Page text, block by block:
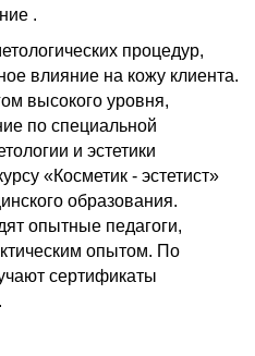
.
процедур,
влияние на кожу клиента.
высокого уровня,
по специальной
и эстетики
«Косметик - эстетист»
образования.
опытные педагоги,
опытом. По
сертификаты